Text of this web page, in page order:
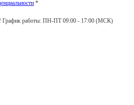
*
График работы: ПН-ПТ 09:00 - 17:00 (МСК)